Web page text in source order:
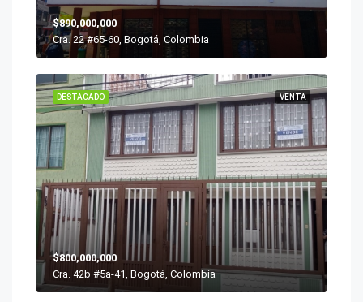
$890,000,000
Cra. 22 #65-60, Bogotá, Colombia
VENTA
DESTACADO
$800,000,000
Cra. 42b #5a-41, Bogotá, Colombia